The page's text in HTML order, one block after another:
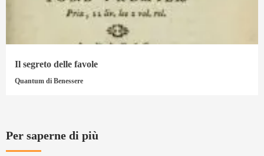
Il segreto delle favole
Quantum di Benessere
Per saperne di più